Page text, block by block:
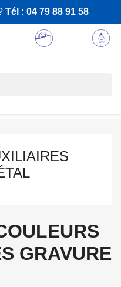
Tél : 04 79 88 91 58
GRAVURE